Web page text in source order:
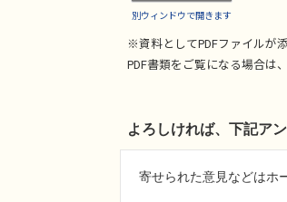
別ウィンドウで開きます
※資料としてPDFファイルが
PDF書類をご覧になる場合は、